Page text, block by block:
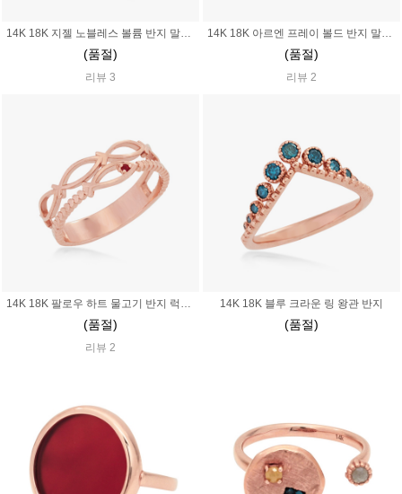
(품절)
리뷰 3
(품절)
리뷰 2
(품절)
리뷰 2
14K 18K 블루 크라운 링 왕관 반지
(품절)